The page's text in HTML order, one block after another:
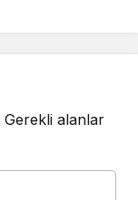
Gerekli alanlar